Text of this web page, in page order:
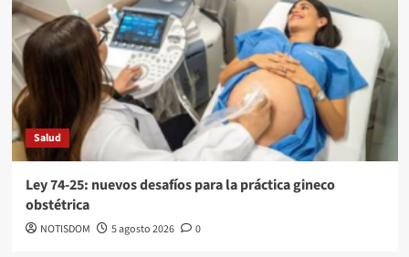
Salud
Ley 74-25: nuevos desafíos para la práctica gineco
obstétrica
NOTISDOM 5 agosto 2026 0